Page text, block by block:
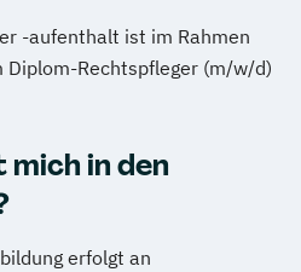
-aufenthalt ist im Rahmen
Diplom-Rechtspfleger (m/w/d)
in den
erfolgt an